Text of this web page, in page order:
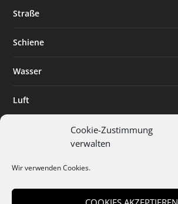
Cookie-Zustimmung
verwalten
Wir verwenden Cookies.
Straße
Schiene
Wasser
Luft
Digitalisierung